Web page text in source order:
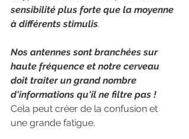
sensibilité plus forte que la moyenne
à différents stimulis.
Nos antennes sont branchées sur
haute fréquence et notre cerveau
doit traiter un grand nombre
d'informations qu'il ne filtre pas !
Cela peut créer de la confusion et
une grande fatigue.